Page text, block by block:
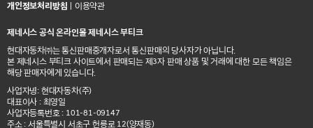
개인정보처리방침 이용약관
제네시스 공식 온라인몰 제네시스 부티크
현대자동차㈜는 통신판매중개자로서 통신판매의 당사자가 아닙니다.
본 제네시스 부티크 사이트에서 판매되는 제3자 판매 상품 및 거래에 대한 모든 책임은
해당 판매자에게 있습니다.
사업자명: 현대자동차(주)
대표이사 : 최영일
사업자등록번호 : 101-81-09147
주소 : 서울특별시 서초구 헌릉로 12(양재동)